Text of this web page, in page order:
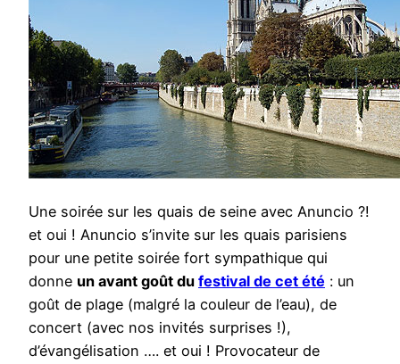
Une soirée sur les quais de seine avec Anuncio ?!
et oui ! Anuncio s’invite sur les quais parisiens
pour une petite soirée fort sympathique qui
donne un avant goût du festival de cet été : un
goût de plage (malgré la couleur de l’eau), de
concert (avec nos invités surprises !),
d’évangélisation …. et oui ! Provocateur de